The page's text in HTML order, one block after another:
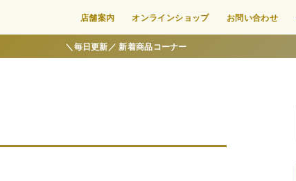
店舗案内 オンラインショップ お問い合わせ
＼毎日更新／ 新着商品コーナー